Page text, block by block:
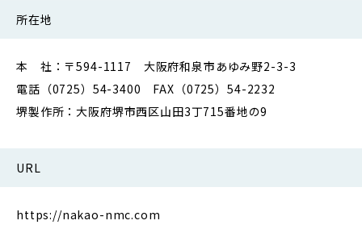
所在地
本 社：〒594-1117 大阪府和泉市あゆみ野2-3-3
電話（0725）54-3400 FAX（0725）54-2232
堺製作所：大阪府堺市西区山田3丁715番地の9
URL
https://nakao-nmc.com